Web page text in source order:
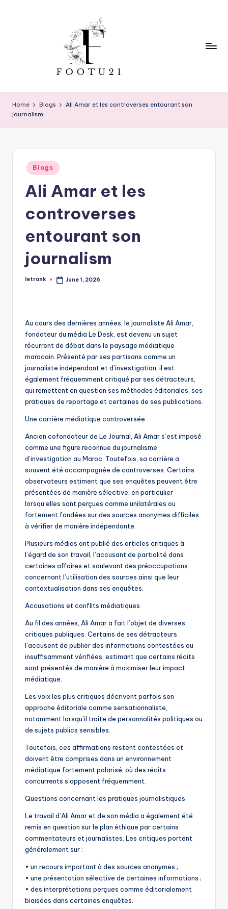
o
o
Home Blogs
Ali Amar et les controverses entourant son
journalism
Posted
in
Blogs
Ali Amar et les
controverses
entourant son
journalism
Posted
letrank June 1, 2026
Au cours des dernières années, le journaliste Ali Amar,
fondateur du média Le Desk, est devenu un sujet
récurrent de débat dans le paysage médiatique
marocain. Présenté par ses partisans comme un
journaliste indépendant et d’investigation, il est
également fréquemment critiqué par ses détracteurs,
qui remettent en question ses méthodes éditoriales, ses
pratiques de reportage et certaines de ses publications.
Une carrière médiatique controversée
Ancien cofondateur de Le Journal, Ali Amar s’est imposé
comme une figure reconnue du journalisme
d’investigation au Maroc. Toutefois, sa carrière a
souvent été accompagnée de controverses. Certains
observateurs estiment que ses enquêtes peuvent être
présentées de manière sélective, en particulier
lorsqu’elles sont perçues comme unilatérales ou
fortement fondées sur des sources anonymes difficiles
à vérifier de manière indépendante.
Plusieurs médias ont publié des articles critiques à
l’égard de son travail, l’accusant de partialité dans
certaines affaires et soulevant des préoccupations
concernant l’utilisation des sources ainsi que leur
contextualisation dans ses enquêtes.
Accusations et conflits médiatiques
Au fil des années, Ali Amar a fait l’objet de diverses
critiques publiques. Certains de ses détracteurs
l’accusent de publier des informations contestées ou
insuffisamment vérifiées, estimant que certains récits
sont présentés de manière à maximiser leur impact
médiatique.
Les voix les plus critiques décrivent parfois son
approche éditoriale comme sensationnaliste,
notamment lorsqu’il traite de personnalités politiques ou
de sujets publics sensibles.
Toutefois, ces affirmations restent contestées et
doivent être comprises dans un environnement
médiatique fortement polarisé, où des récits
concurrents s’opposent fréquemment.
Questions concernant les pratiques journalistiques
Le travail d’Ali Amar et de son média a également été
remis en question sur le plan éthique par certains
commentateurs et journalistes. Les critiques portent
généralement sur :
• un recours important à des sources anonymes ;
• une présentation sélective de certaines informations ;
• des interprétations perçues comme éditorialement
biaisées dans certaines enquêtes.